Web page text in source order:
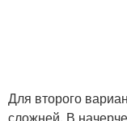
Для второго